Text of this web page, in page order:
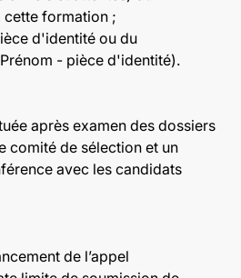
cette formation ;
d'identité ou du
- pièce d'identité).
après examen des dossiers
comité de sélection et un
avec les candidats
de l’appel